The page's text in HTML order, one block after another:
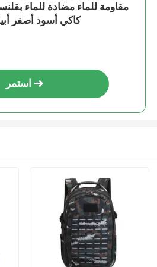
مقاومة للماء مضادة للماء
كاكي أسود أصفر
استمر